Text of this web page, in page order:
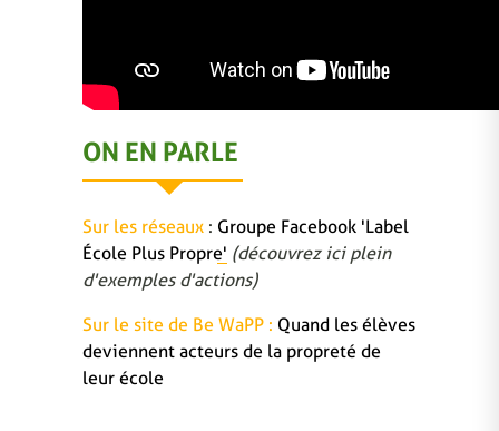
ON EN PARLE
Sur les réseaux : Groupe Facebook 'Label
École Plus Propre' (découvrez ici plein
d'exemples d'actions)
Sur le site de Be WaPP : Quand les élèves
deviennent acteurs de la propreté de
leur école